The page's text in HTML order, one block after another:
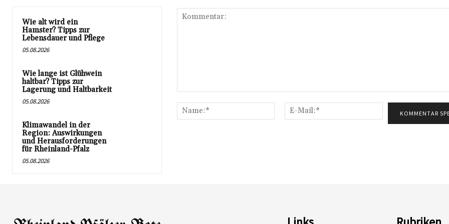
Wie alt wird ein
Hamster? Tipps zur
Lebensdauer und Pflege
05.08.2026
Wie lange ist Glühwein
haltbar? Tipps zur
Lagerung und Haltbarkeit
05.08.2026
Klimawandel in der
Region: Auswirkungen
und Herausforderungen
für Rheinland-Pfalz
05.08.2026
Name:*
Mail:*